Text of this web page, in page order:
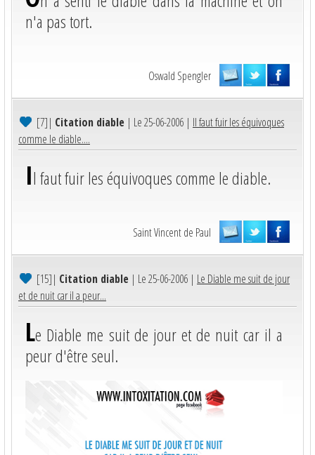
n'a pas tort.
Oswald Spengler
[7]| Citation diable | Le 25-06-2006 | Il faut fuir les équivoques
comme le diable....
Il faut fuir les équivoques comme le diable.
Saint Vincent de Paul
[15]| Citation diable | Le 25-06-2006 | Le Diable me suit de jour
et de nuit car il a peur...
Le Diable me suit de jour et de nuit car il a
peur d'être seul.